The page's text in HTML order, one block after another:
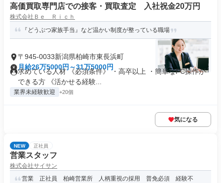
高価買取専門店での接客・買取査定 入社祝金20万円
株式会社Ｂｅ Ｒｉｃｈ
『どうぶつ家族手当』など温かい制度が整っている職場
〒945-0033新潟県柏崎市東長浜町
月給26万5000円～31万5000円
求めている人材 《必須条件》 ・高卒以上 ・簡単なPC操作が
できる方 《活かせる経験...
業界未経験歓迎 +20個
気になる
NEW 正社員
営業スタッフ
株式会社サイサン
営業 正社員 柏崎営業所 人柄重視の採用 普免必須 経験不